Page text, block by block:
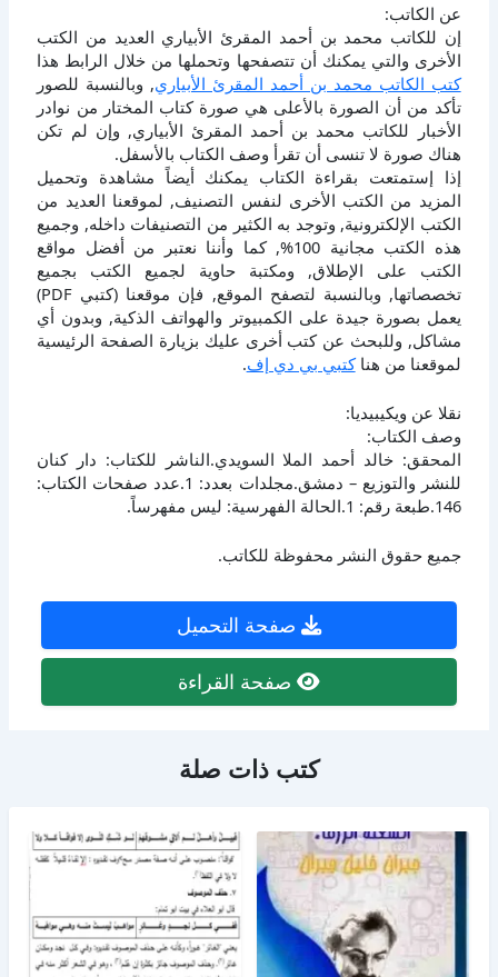
عن الكاتب:
إن للكاتب محمد بن أحمد المقرئ الأبياري العديد من الكتب
الأخرى والتي يمكنك أن تتصفحها وتحملها من خلال الرابط هذا
كتب الكاتب محمد بن أحمد المقرئ الأبياري, وبالنسبة للصور
تأكد من أن الصورة بالأعلى هي صورة كتاب المختار من نوادر
الأخبار للكاتب محمد بن أحمد المقرئ الأبياري, وإن لم تكن
هناك صورة لا تنسى أن تقرأ وصف الكتاب بالأسفل.
إذا إستمتعت بقراءة الكتاب يمكنك أيضاً مشاهدة وتحميل
المزيد من الكتب الأخرى لنفس التصنيف, لموقعنا العديد من
الكتب الإلكترونية, وتوجد به الكثير من التصنيفات داخله, وجميع
هذه الكتب مجانية 100%, كما وأننا نعتبر من أفضل مواقع
الكتب على الإطلاق, ومكتبة حاوية لجميع الكتب بجميع
تخصصاتها, وبالنسبة لتصفح الموقع, فإن موقعنا (كتبي PDF)
يعمل بصورة جيدة على الكمبيوتر والهواتف الذكية, وبدون أي
مشاكل, وللبحث عن كتب أخرى عليك بزيارة الصفحة الرئيسية
لموقعنا من هناكتبي بي دي إف.
نقلا عن ويكيبيديا:
وصف الكتاب:
المحقق: خالد أحمد الملا السويدي.الناشر للكتاب: دار كنان
للنشر والتوزيع – دمشق.مجلدات بعدد: 1.عدد صفحات الكتاب:
146.طبعة رقم: 1.الحالة الفهرسية: ليس مفهرساً.
جميع حقوق النشر محفوظة للكاتب.
صفحة التحميل
صفحة القراءة
كتب ذات صلة